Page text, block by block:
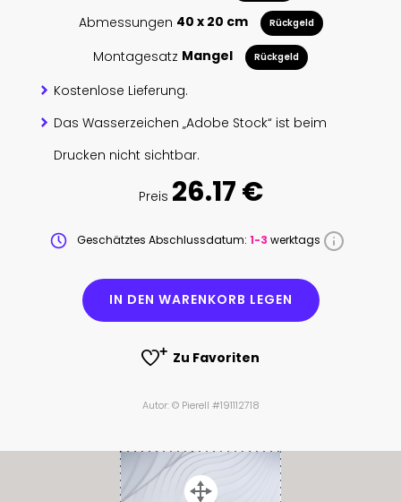
Abmessungen 40 x 20 cm Rückgeld
Montagesatz Mangel Rückgeld
Kostenlose Lieferung.
Das Wasserzeichen „Adobe Stock“ ist beim
Drucken nicht sichtbar.
Preis 26.17 €
Geschätztes Abschlussdatum: 1-3 werktags
IN DEN WARENKORB LEGEN
Zu Favoriten
Autor: © Pierell #191112718